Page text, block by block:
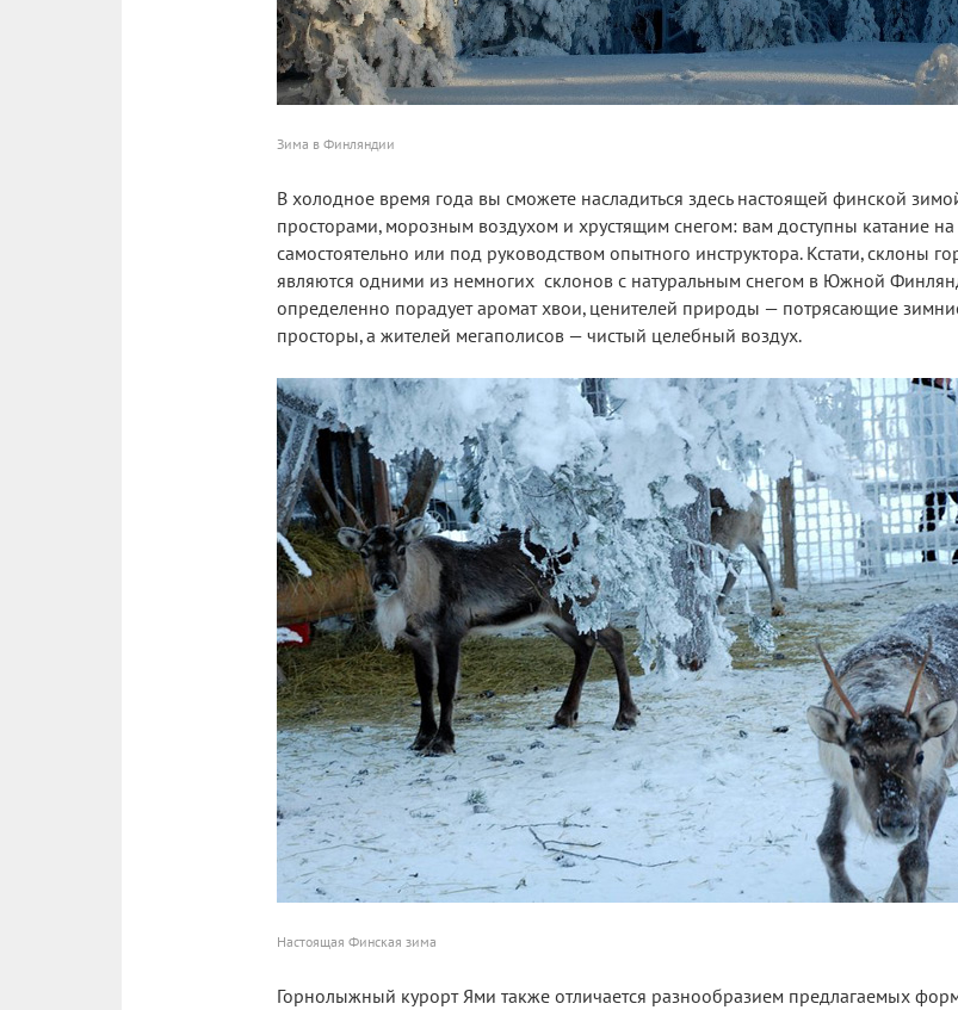
Зима в Финляндии
В холодное время года вы сможете насладиться здесь настоящей финской
просторами, морозным воздухом и хрустящим снегом: вам доступны катание
самостоятельно или под руководством опытного инструктора. Кстати, склоны
являются одними из немногих склонов с натуральным снегом в Южной
определенно порадует аромат хвои, ценителей природы — потрясающие
просторы, а жителей мегаполисов — чистый целебный воздух.
Настоящая Финская зима
Горнолыжный курорт Ями также отличается разнообразием предлагаемых